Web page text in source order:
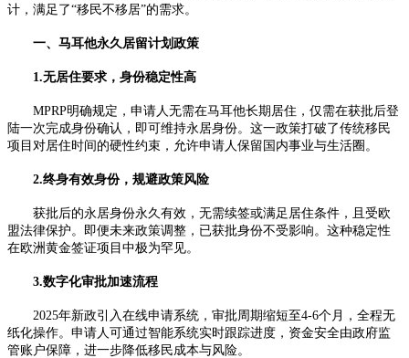
计，满足了“移民不移居”的需求。
一、马耳他永久居留计划政策
1.无居住要求，身份稳定性高
MPRP明确规定，申请人无需在马耳他长期居住，仅需在获批后登
陆一次完成身份确认，即可维持永居身份。这一政策打破了传统移民
项目对居住时间的硬性约束，允许申请人保留国内事业与生活圈。
2.终身有效身份，规避政策风险
获批后的永居身份永久有效，无需续签或满足居住条件，且受欧
盟法律保护。即便未来政策调整，已获批身份不受影响。这种稳定性
在欧洲黄金签证项目中极为罕见。
3.数字化审批加速流程
2025年新政引入在线申请系统，审批周期缩短至4-6个月，全程无
纸化操作。申请人可通过智能系统实时跟踪进度，资金安全由政府监
管账户保障，进一步降低移民成本与风险。